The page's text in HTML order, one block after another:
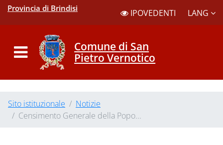
Provincia di Brindisi IPOVEDENTI LANG
Comune di San
Pietro Vernotico
Sito istituzionale
Notizie
Censimento Generale della Popo...